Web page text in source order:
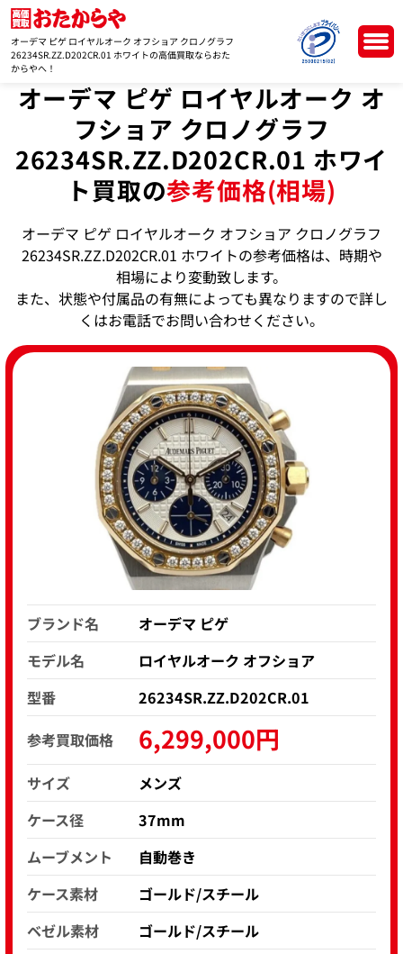
オーデマ ピゲ ロイヤルオーク オフショア クロノグラフ
26234SR.ZZ.D202CR.01 ホワイトの高価買取ならおた
からやへ！
オーデマ ピゲ ロイヤルオーク オ
フショア クロノグラフ
26234SR.ZZ.D202CR.01 ホワイ
ト買取の参考価格(相場)
オーデマ ピゲ ロイヤルオーク オフショア クロノグラフ
26234SR.ZZ.D202CR.01 ホワイトの参考価格は、時期や
相場により変動致します。
また、状態や付属品の有無によっても異なりますので詳し
くはお電話でお問い合わせください。
ブランド名
オーデマ ピゲ
モデル名
ロイヤルオーク オフショア
型番
26234SR.ZZ.D202CR.01
参考買取価格
6,299,000円
サイズ
メンズ
ケース径
37mm
ムーブメント
自動巻き
ケース素材
ゴールド/スチール
ベゼル素材
ゴールド/スチール